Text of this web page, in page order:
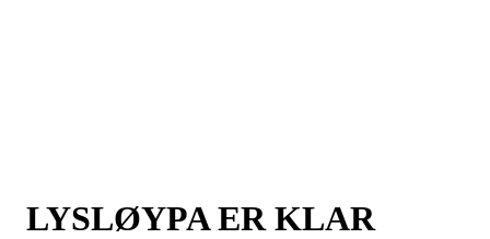
LYSLØYPA ER KLAR